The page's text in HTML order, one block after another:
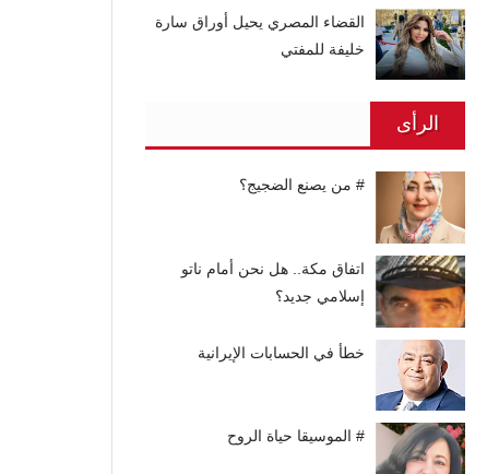
القضاء المصري يحيل أوراق سارة
خليفة للمفتي
الرأى
# من يصنع الضجيج؟
اتفاق مكة.. هل نحن أمام ناتو
إسلامي جديد؟
خطأ في الحسابات الإيرانية
# الموسيقا حياة الروح